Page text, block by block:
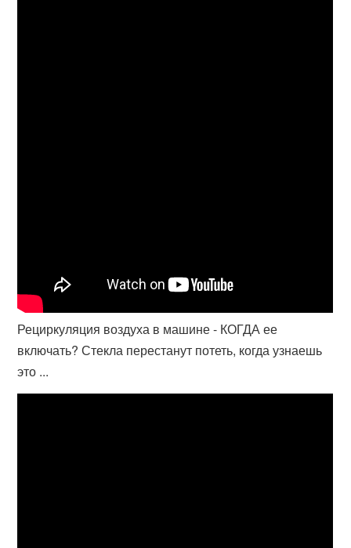
Рециркуляция воздуха в машине - КОГДА ее
включать? Стекла перестанут потеть, когда узнаешь
это ...